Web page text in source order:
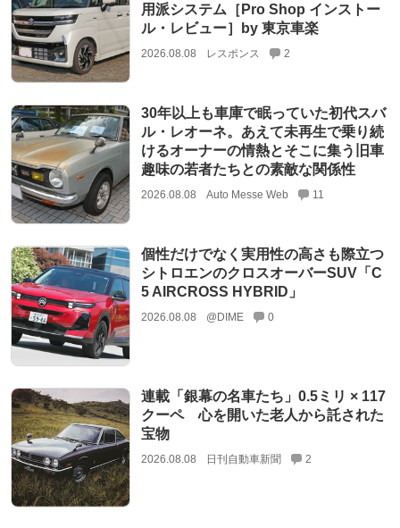
用派システム［Pro Shop インストー
ル・レビュー］by 東京車楽
2026.08.08 レスポンス 2
30年以上も車庫で眠っていた初代スバ
ル・レオーネ。あえて未再生で乗り続
けるオーナーの情熱とそこに集う旧車
趣味の若者たちとの素敵な関係性
2026.08.08 Auto Messe Web 11
個性だけでなく実用性の高さも際立つ
シトロエンのクロスオーバーSUV「C
5 AIRCROSS HYBRID」
2026.08.08 @DIME 0
連載「銀幕の名車たち」0.5ミリ × 117
クーペ 心を開いた老人から託された
宝物
2026.08.08 日刊自動車新聞 2